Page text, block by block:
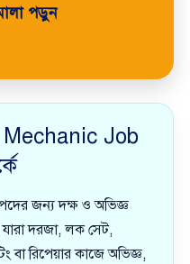
পড়ুন
Mechanic Job
জন্য দক্ষ ও অভিজ্ঞ
যারা দরজা, লক সেট,
বা রিপেয়ার কাজে অভিজ্ঞ,